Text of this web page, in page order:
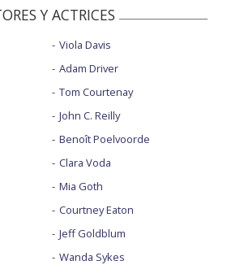
Y ACTRICES
Viola Davis
Adam Driver
Tom Courtenay
John C. Reilly
Benoît Poelvoorde
Clara Voda
Mia Goth
Courtney Eaton
Jeff Goldblum
Wanda Sykes